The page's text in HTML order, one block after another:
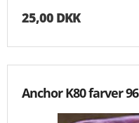
25,00 DKK
Anchor K80 farver 96